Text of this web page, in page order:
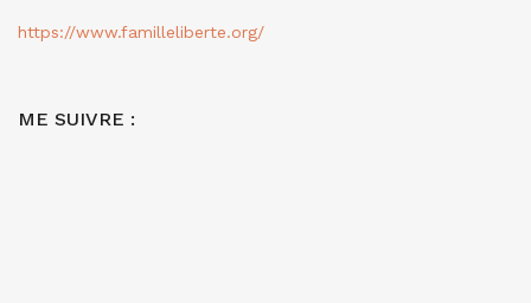
https://www.familleliberte.org/
ME SUIVRE :